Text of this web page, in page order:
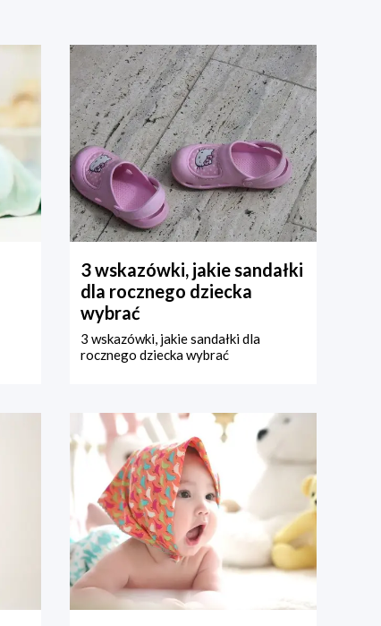
3 wskazówki, jakie sandałki
dla rocznego dziecka
wybrać
3 wskazówki, jakie sandałki dla
rocznego dziecka wybrać